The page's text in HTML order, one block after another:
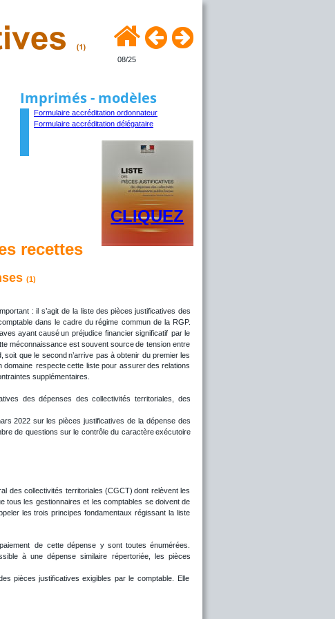
recettes
(1)
: il s’agit de la liste des pièces justificatives des
dans le cadre du régime commun de la RGP.
ayant causé un préjudice financier significatif par le
méconnaissance est souvent sourcede tension entre
soit que le second n’arrive pas à obtenir du premier les
domaine respecte cette liste pour assurerdes relations
supplémentaires.
des dépenses des collectivités territoriales, des
2022 sur les pièces justificatives de la dépense des
de questions sur le contrôle du caractère exécutoire
des collectivités territoriales (CGCT) dont relèvent les
tous les gestionnaires et les comptables se doivent de
les trois principes fondamentaux régissant la liste
paiement de cette dépense y sont toutes énumérées.
à une dépense similaire répertoriée, les pièces
pièces justificatives exigibles par le comptable.
Elle
Formulaire accréditation ordonnateur
Formulaire accréditation délégataire
Imprimés - modèles
08/25
CLIQUEZ